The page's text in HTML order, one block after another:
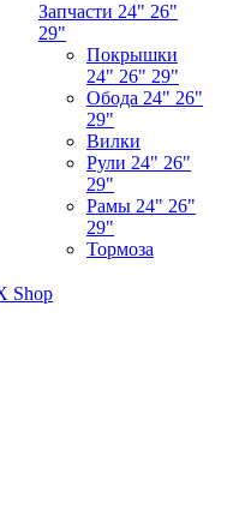
Запчасти 24" 26"
29"
Покрышки
24" 26" 29"
Обода 24" 26"
29"
Вилки
Рули 24" 26"
29"
Рамы 24" 26"
29"
Тормоза